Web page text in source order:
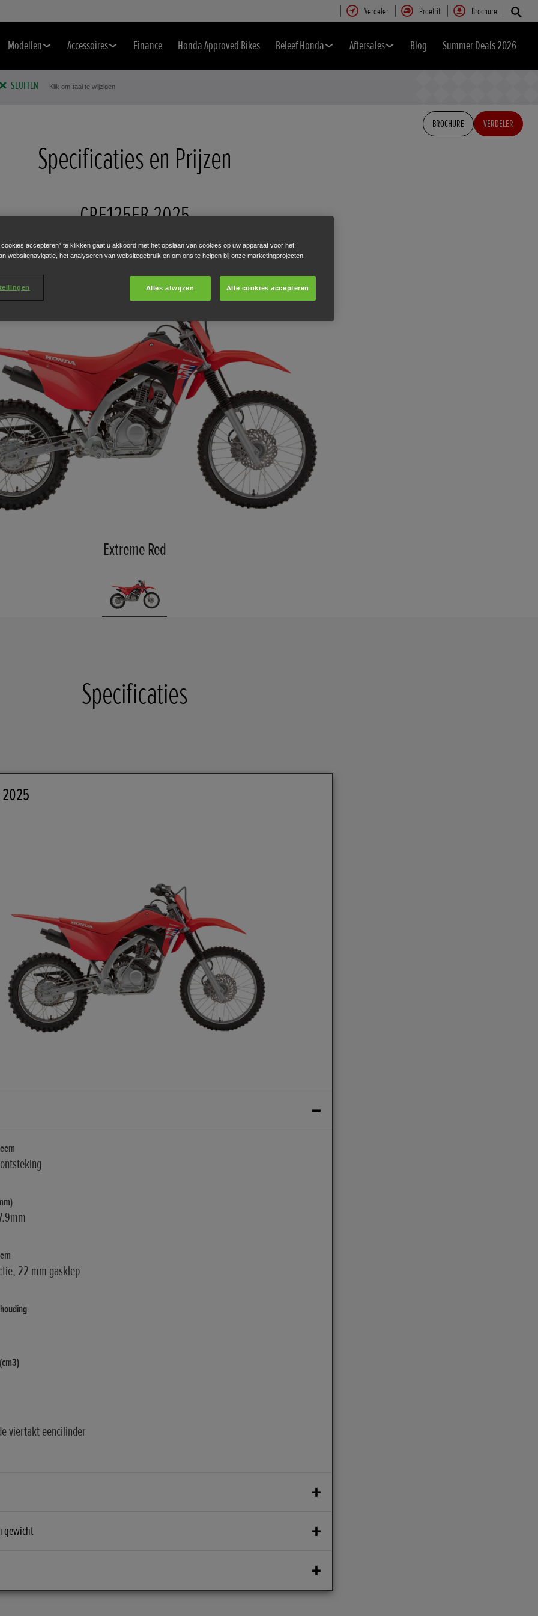
Verdeler Proefrit Brochure
Modellen Accessoires Finance Honda Approved Bikes Beleef Honda Aftersales Blog Summer Deals 2026
SLUITEN Klik om taal te wijzigen
BROCHURE VERDELER
Specificaties en Prijzen
CRF125FB 2025
€3.350
Extreme Red
Specificaties
2025
22 mm gasklep
viertakt eencilinder
gewicht
cookies accepteren” te klikken gaat u akkoord met het opslaan van cookies op uw apparaat voor het
websitenavigatie, het analyseren van websitegebruik en om ons te helpen bij onze marketingprojecten.
Alles afwijzen Alle cookies accepteren